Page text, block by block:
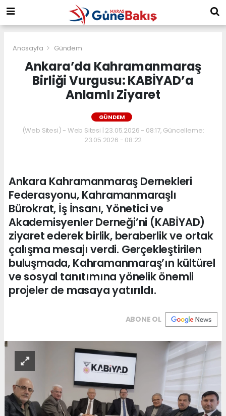
Anasayfa Gündem
Ankara’da Kahramanmaraş
Birliği Vurgusu: KABİYAD’a
Anlamlı Ziyaret
GÜNDEM
(Web Sitesi) - Web Sitesi | 23.05.2026 - 08:17, Güncelleme:
23.05.2026 - 08:22
Ankara Kahramanmaraş Dernekleri
Federasyonu, Kahramanmaraşlı
Bürokrat, İş İnsanı, Yönetici ve
Akademisyenler Derneği’ni (KABİYAD)
ziyaret ederek birlik, beraberlik ve ortak
çalışma mesajı verdi. Gerçekleştirilen
buluşmada, Kahramanmaraş’ın kültürel
ve sosyal tanıtımına yönelik önemli
projeler de masaya yatırıldı.
ABONE OL